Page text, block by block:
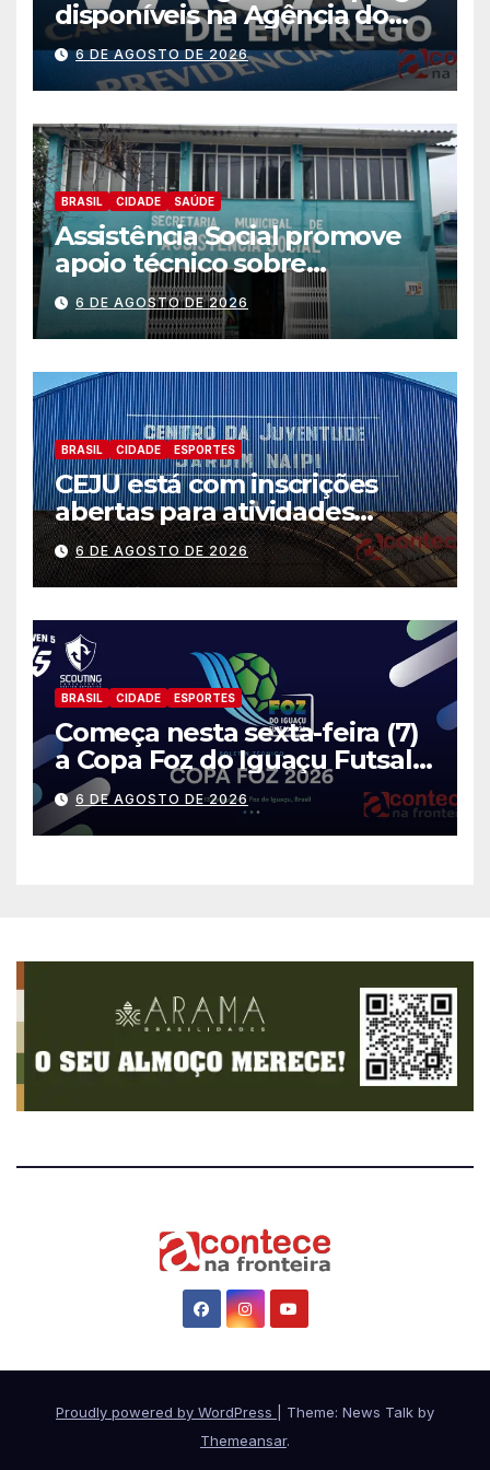
disponíveis na Agência do
Trabalhador
6 DE AGOSTO DE 2026
BRASIL CIDADE SAÚDE
Assistência Social promove
apoio técnico sobre
preparação e resposta a
situações de emergência e
calamidade pública
6 DE AGOSTO DE 2026
BRASIL CIDADE ESPORTES
CEJU está com inscrições
abertas para atividades
gratuitas
6 DE AGOSTO DE 2026
BRASIL CIDADE ESPORTES
Começa nesta sexta-feira (7)
a Copa Foz do Iguaçu Futsal
2026 com equipes de quatro
países
6 DE AGOSTO DE 2026
Proudly powered by WordPress
Theme: News Talk by
Themeansar.